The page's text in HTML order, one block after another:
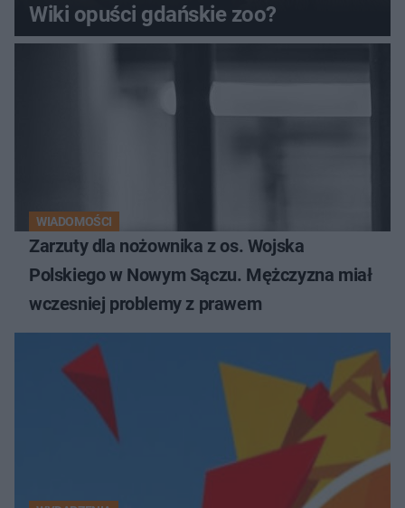
Wiki opuści gdańskie zoo?
WIADOMOŚCI
Zarzuty dla nożownika z os. Wojska
Polskiego w Nowym Sączu. Mężczyzna miał
wczesniej problemy z prawem